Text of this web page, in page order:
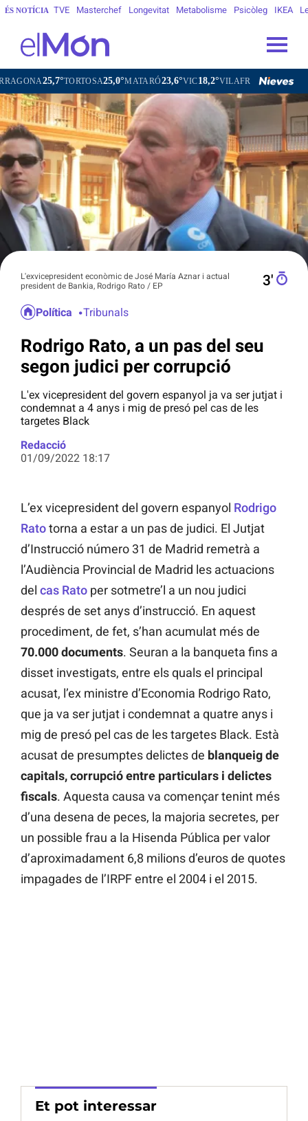
ÉS NOTÍCIA TVE Masterchef Longevitat Metabolisme Psicòleg IKEA
25,7°TORTOSA25,0°MATARÓ23,6°VIC18,2°VILAFRANCA DEL PENEDÈS
L'exvicepresident econòmic de José María Aznar i actual
president de Bankia, Rodrigo Rato / EP
3′
Política Tribunals
Rodrigo Rato, a un pas del seu
segon judici per corrupció
L'ex vicepresident del govern espanyol ja va ser jutjat i
condemnat a 4 anys i mig de presó pel cas de les
targetes Black
Redacció
01/09/2022 18:17
L’ex vicepresident del govern espanyol Rodrigo
Ratotorna a estar a un pas de judici. El Jutjat
d’Instrucció número 31 de Madrid remetrà a
l’Audiència Provincial de Madrid les actuacions
del cas Rato per sotmetre’l a un nou judici
després de set anys d’instrucció. En aquest
procediment, de fet, s’han acumulat més de
70.000 documents. Seuran a la banqueta fins a
disset investigats, entre els quals el principal
acusat, l’ex ministre d’Economia Rodrigo Rato,
que ja va ser jutjat i condemnat a quatre anys i
mig de presó pel cas de les targetes Black. Està
acusat de presumptes delictes de blanqueig de
capitals, corrupció entre particulars i delictes
fiscals. Aquesta causa va començar tenint més
d’una desena de peces, la majoria secretes, per
un possible frau a la Hisenda Pública per valor
d’aproximadament 6,8 milions d’euros de quotes
impagades de l’IRPF entre el 2004 i el 2015.
Et pot interessar